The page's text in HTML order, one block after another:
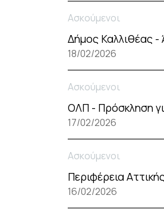
Ασκούμενοι
Δήμος Καλλιθέας
18/02/2026
Ασκούμενοι
ΟΛΠ - Πρόσκληση
17/02/2026
Ασκούμενοι
Περιφέρεια
16/02/2026